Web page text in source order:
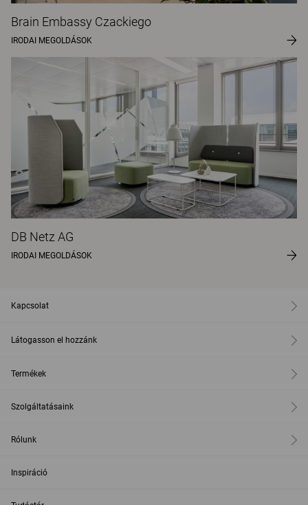
Brain Embassy Czackiego
IRODAI MEGOLDÁSOK
DB Netz AG
IRODAI MEGOLDÁSOK
Kapcsolat
Látogasson el hozzánk
Termékek
Szolgáltatásaink
Rólunk
Inspiráció